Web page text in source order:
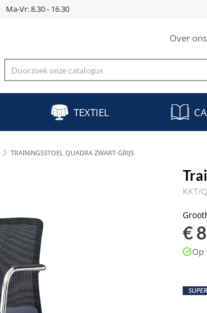
Ma-Vr: 8.30 - 16.30
Over ons
TEXTIEL
TRAININGSSTOEL QUADRA ZWART-GRIJS
KKT/
€
Op